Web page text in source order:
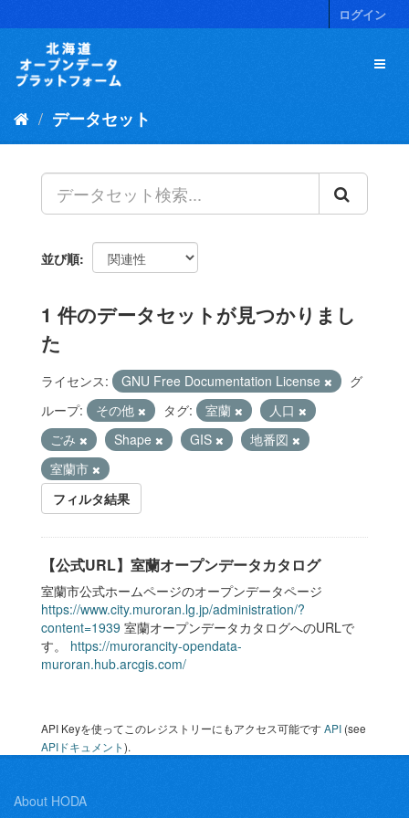
キ
ログイン
データセット
並び順
1 件のデータセットが見つかりまし
た
ライセンス: GNU Free Documentation License
グ
ループ:
その他 タグ: 室蘭
人口
ごみ
Shape GIS
地番図
室蘭市
フィルタ結果
【公式URL】室蘭オープンデータカタログ
室蘭市公式ホームページのオープンデータページ
https://www.city.muroran.lg.jp/administration/?
content=1939 室蘭オープンデータカタログへのURLで
す。 https://murorancity-opendata-
muroran.hub.arcgis.com/
API Keyを使ってこのレジストリーにもアクセス可能ですAPI (see
APIドキュメント).
About HODA